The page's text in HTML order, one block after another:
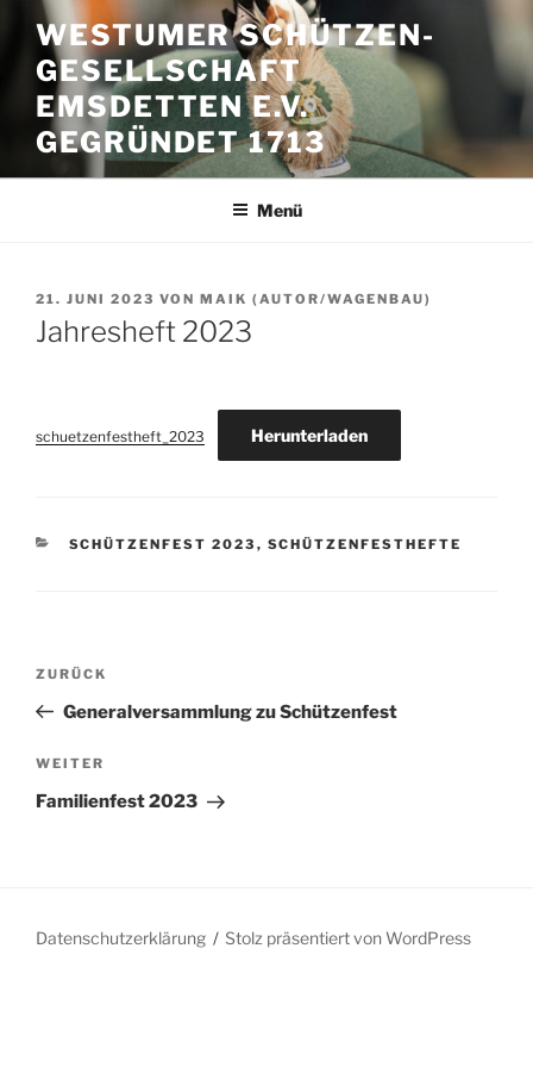
Inhalt
springen
WESTUMER SCHÜTZEN-
GESELLSCHAFT
EMSDETTEN E.V.
GEGRÜNDET 1713
Menü
VERÖFFENTLICHT
AM
21. JUNI 2023 VON MAIK (AUTOR/WAGENBAU)
Jahresheft 2023
schuetzenfestheft_2023 Herunterladen
KATEGORIEN
SCHÜTZENFEST 2023 , SCHÜTZENFESTHEFTE
Beitragsnavigation
Vorheriger
Beitrag
ZURÜCK
Generalversammlung zu Schützenfest
Nächster
Beitrag
WEITER
Familienfest 2023
Datenschutzerklärung Stolz präsentiert von WordPress